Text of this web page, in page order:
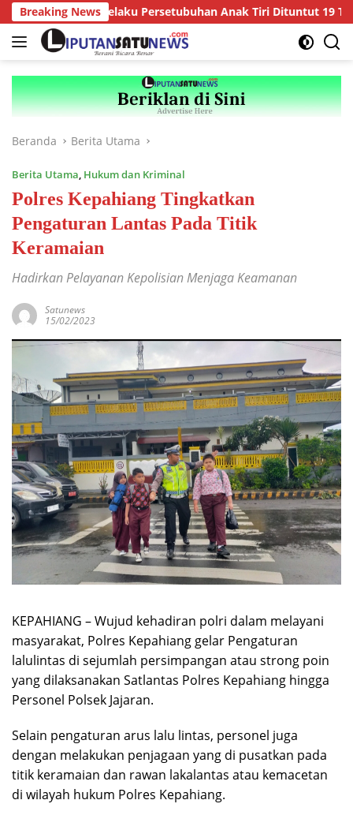
Langsung
ke
konten
Breaking News
Anak, Pelaku Persetubuhan Anak Tiri Dituntut 19 Tahun
Beranda Berita Utama
Berita Utama, Hukum dan Kriminal
Polres Kepahiang Tingkatkan
Pengaturan Lantas Pada Titik
Keramaian
Hadirkan Pelayanan Kepolisian Menjaga Keamanan
Satunews
15/02/2023
KEPAHIANG – Wujud kehadiran polri dalam melayani
masyarakat, Polres Kepahiang gelar Pengaturan
lalulintas di sejumlah persimpangan atau strong poin
yang dilaksanakan Satlantas Polres Kepahiang hingga
Personel Polsek Jajaran.
Selain pengaturan arus lalu lintas, personel juga
dengan melakukan penjagaan yang di pusatkan pada
titik keramaian dan rawan lakalantas atau kemacetan
di wilayah hukum Polres Kepahiang.